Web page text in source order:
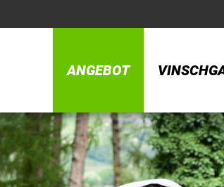
ANGEBOT